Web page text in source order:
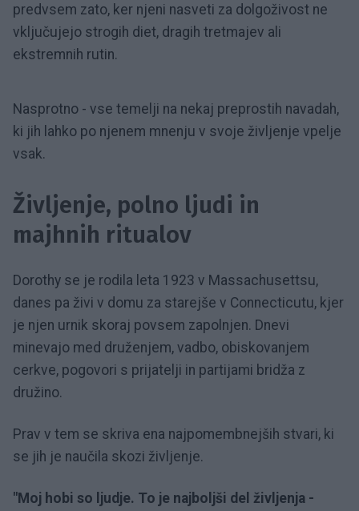
predvsem zato, ker njeni nasveti za dolgoživost ne
vključujejo strogih diet, dragih tretmajev ali
ekstremnih rutin.
Nasprotno - vse temelji na nekaj preprostih navadah,
ki jih lahko po njenem mnenju v svoje življenje vpelje
vsak.
Življenje, polno ljudi in
majhnih ritualov
Dorothy se je rodila leta 1923 v Massachusettsu,
danes pa živi v domu za starejše v Connecticutu, kjer
je njen urnik skoraj povsem zapolnjen. Dnevi
minevajo med druženjem, vadbo, obiskovanjem
cerkve, pogovori s prijatelji in partijami bridža z
družino.
Prav v tem se skriva ena najpomembnejših stvari, ki
se jih je naučila skozi življenje.
"Moj hobi so ljudje. To je najboljši del življenja -